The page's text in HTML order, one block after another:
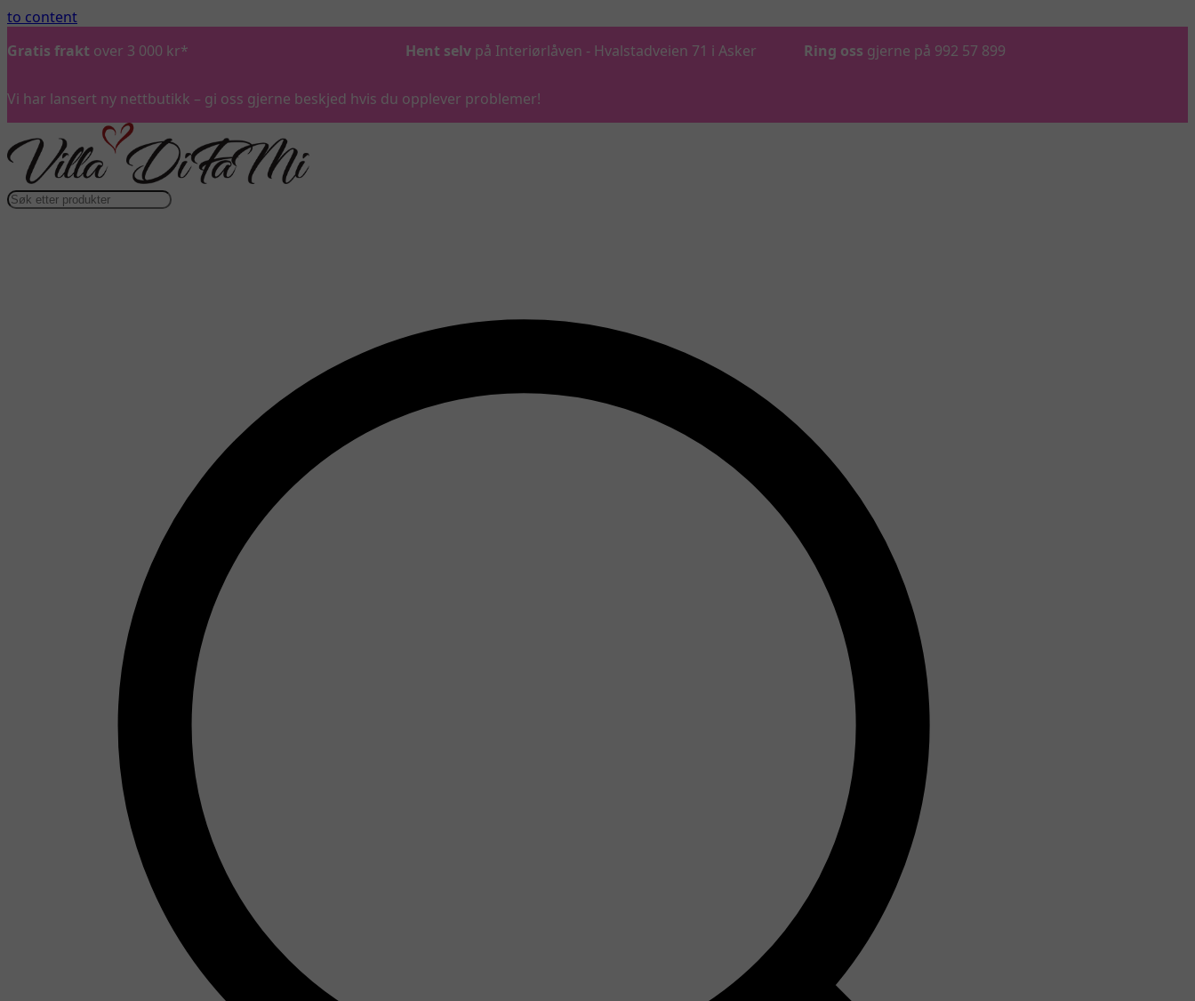
to content
Gratis frakt over 3 000 kr* Hent selv på Interiørlåven - Hvalstadveien 71 i Asker Ring oss gjerne på 992 57 899
Vi har lansert ny nettbutikk – gi oss gjerne beskjed hvis du opplever problemer!